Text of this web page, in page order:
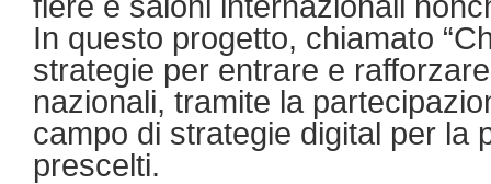
In questo progetto, chiamato
strategie per entrare e
nazionali, tramite la
campo di strategie digital per la
prescelti.